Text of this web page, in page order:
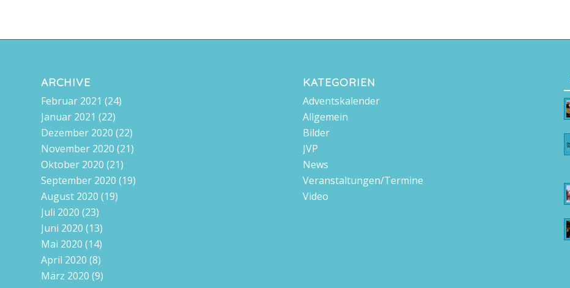
ARCHIVE
Februar 2021 (24)
Januar 2021 (22)
Dezember 2020 (22)
November 2020 (21)
Oktober 2020 (21)
September 2020 (19)
August 2020 (19)
Juli 2020 (23)
Juni 2020 (13)
Mai 2020 (14)
April 2020 (8)
März 2020 (9)
KATEGORIEN
Adventskalender
Allgemein
Bilder
JVP
News
Veranstaltungen/Termine
Video